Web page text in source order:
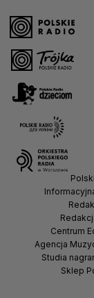
Centrum
Agencja
Studia
Sklep